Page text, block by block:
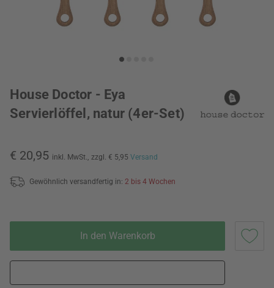
House Doctor - Eya
Servierlöffel, natur (4er-Set)
€ 20,95 inkl. MwSt., zzgl. € 5,95 Versand
Gewöhnlich versandfertig in: 2 bis 4 Wochen
In den Warenkorb